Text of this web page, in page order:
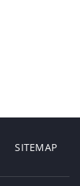
SITEMAP